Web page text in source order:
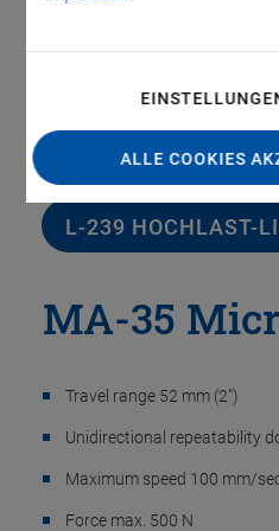
ALLE COOKIES
Dieses Produkt wurde durch
L-239 HOCHLAST-
MA-35
Travel range 52 mm (2")
Unidirectional repeatability
Maximum speed 100 mm/
Force max. 500 N